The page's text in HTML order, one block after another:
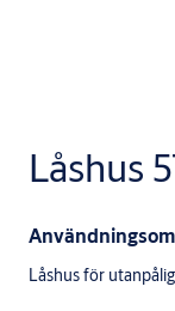
Låshus
Låshus för